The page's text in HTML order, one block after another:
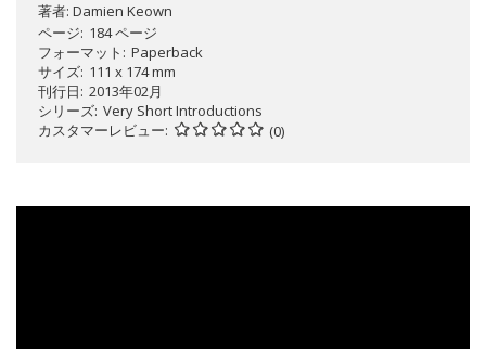
著者: Damien Keown
ページ 184 ページ
フォーマット
Paperback
サイズ 111 x 174 mm
刊行日 2013年02月
シリーズ Very Short Introductions
カスタマーレビュー
(0)